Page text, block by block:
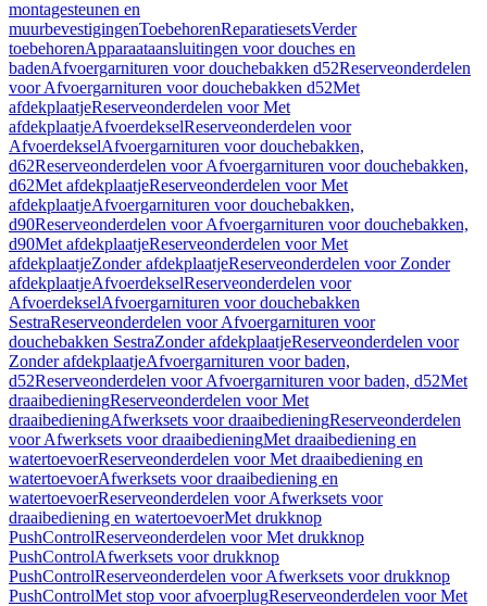
montagesteunen en
muurbevestigingenToebehorenReparatiesetsVerder
toebehorenApparaataansluitingen voor douches en
badenAfvoergarnituren voor douchebakken d52Reserveonderdelen
voor Afvoergarnituren voor douchebakken d52Met
afdekplaatjeReserveonderdelen voor Met
afdekplaatjeAfvoerdekselReserveonderdelen voor
AfvoerdekselAfvoergarnituren voor douchebakken,
d62Reserveonderdelen voor Afvoergarnituren voor douchebakken,
d62Met afdekplaatjeReserveonderdelen voor Met
afdekplaatjeAfvoergarnituren voor douchebakken,
d90Reserveonderdelen voor Afvoergarnituren voor douchebakken,
d90Met afdekplaatjeReserveonderdelen voor Met
afdekplaatjeZonder afdekplaatjeReserveonderdelen voor Zonder
afdekplaatjeAfvoerdekselReserveonderdelen voor
AfvoerdekselAfvoergarnituren voor douchebakken
SestraReserveonderdelen voor Afvoergarnituren voor
douchebakken SestraZonder afdekplaatjeReserveonderdelen voor
Zonder afdekplaatjeAfvoergarnituren voor baden,
d52Reserveonderdelen voor Afvoergarnituren voor baden, d52Met
draaibedieningReserveonderdelen voor Met
draaibedieningAfwerksets voor draaibedieningReserveonderdelen
voor Afwerksets voor draaibedieningMet draaibediening en
watertoevoerReserveonderdelen voor Met draaibediening en
watertoevoerAfwerksets voor draaibediening en
watertoevoerReserveonderdelen voor Afwerksets voor
draaibediening en watertoevoerMet drukknop
PushControlReserveonderdelen voor Met drukknop
PushControlAfwerksets voor drukknop
PushControlReserveonderdelen voor Afwerksets voor drukknop
PushControlMet stop voor afvoerplugReserveonderdelen voor Met